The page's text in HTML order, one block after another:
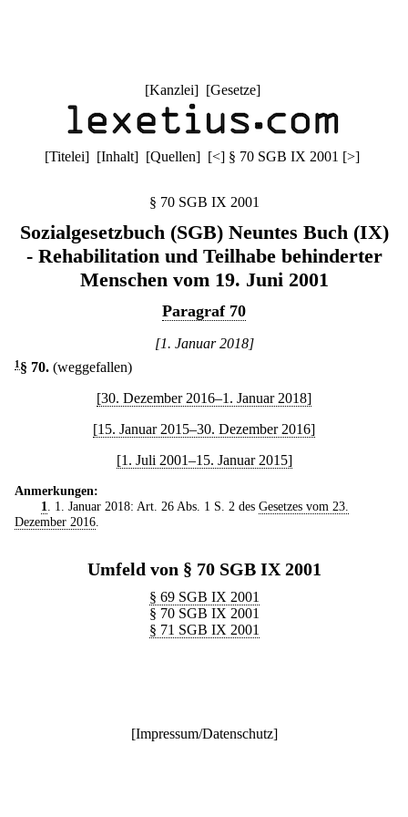
[Kanzlei] [Gesetze]
[Titelei] [Inhalt] [Quellen] [<] § 70 SGB IX 2001 [>]
§ 70 SGB IX 2001
Sozialgesetzbuch (SGB) Neuntes Buch (IX)
- Rehabilitation und Teilhabe behinderter
Menschen vom 19. Juni 2001
Paragraf 70
[1. Januar 2018]
1 § 70. (weggefallen)
[30. Dezember 2016–1. Januar 2018]
[15. Januar 2015–30. Dezember 2016]
[1. Juli 2001–15. Januar 2015]
Anmerkungen:
1
. 1. Januar 2018: Art. 26 Abs. 1 S. 2 des Gesetzes vom 23.
Dezember 2016
Umfeld von § 70 SGB IX 2001
§ 69 SGB IX 2001
§ 70 SGB IX 2001
§ 71 SGB IX 2001
[Impressum/Datenschutz]